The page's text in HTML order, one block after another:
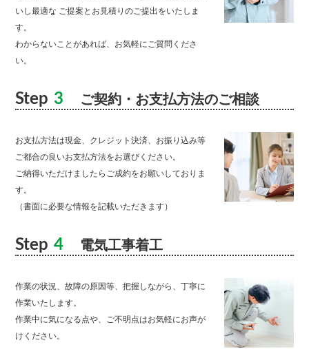
いし最適な ご提案とお見積りのご提出をいたしま
す。
わからないことがあれば、お気軽にご質問くださ
い。
Step 3 ご契約・お支払方法のご相談
お支払方法は現金、クレジット決済、お振り込み等
ご都合の良いお支払方法をお選びください。
ご納得いただけましたらご成約をお願いしておりま
す。
（書面に必要な情報を記載いただきます）
Step 4 電気工事着工
作業の状況、故障の原因等、把握しながら、丁寧に
作業いたします。
作業中に気になる点や、ご不明点はお気軽にお声が
けください。